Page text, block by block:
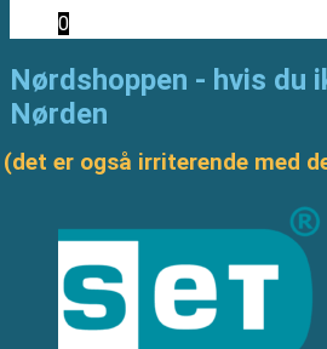
0
Nørdshoppen - hvis du
Nørden
(det er også irriterende med